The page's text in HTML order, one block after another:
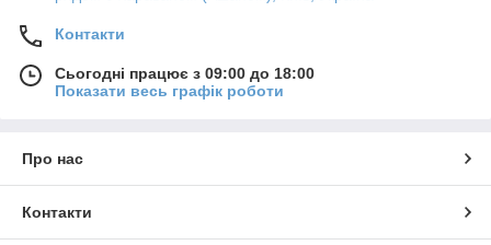
Контакти
Сьогодні працює з 09:00 до 18:00
Показати весь графік роботи
Про нас
Контакти